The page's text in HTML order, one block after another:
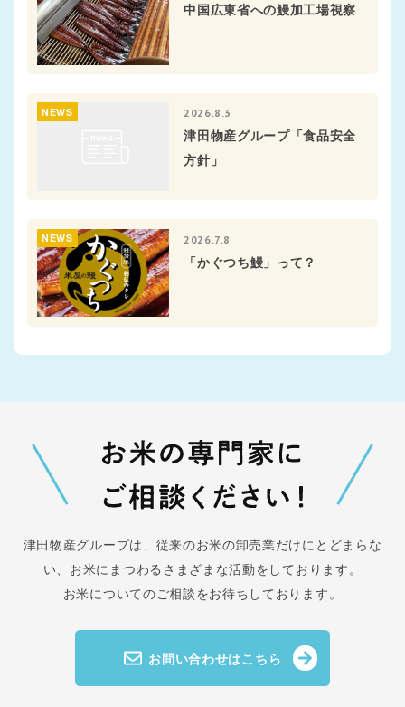
中国広東省への鰻加工場視察
NEWS 2026.8.3
津田物産グループ「食品安全
方針」
NEWS 2026.7.8
「かぐつち鰻」って？
津田物産グループは、従来のお米の卸売業だけにとどまらな
い、 お米にまつわるさまざまな活動をしております。
お米についてのご相談をお待ちしております。
お問い合わせはこちら